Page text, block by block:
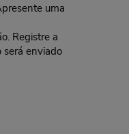
uma
Registre a
enviado